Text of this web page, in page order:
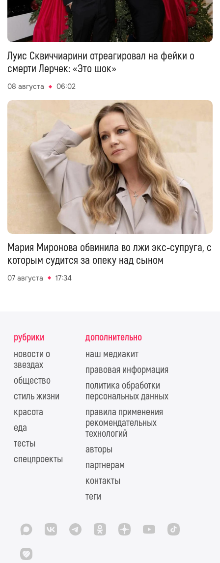
Луис Сквиччиарини отреагировал на фейки о
смерти Лерчек: «Это шок»
08 августа 06:02
Мария Миронова обвинила во лжи экс‑супруга, с
которым судится за опеку над сыном
07 августа 17:34
рубрики
новости о
звездах
общество
стиль жизни
красота
еда
тесты
спецпроекты
дополнительно
наш медиакит
правовая информация
политика обработки
персональных данных
правила применения
рекомендательных
технологий
авторы
партнерам
контакты
теги